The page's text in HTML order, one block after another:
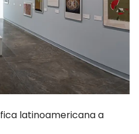
latinoamericana a